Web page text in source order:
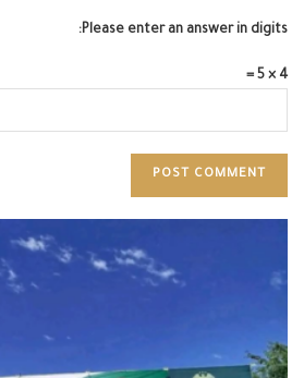
Please enter an answer in digits:
4 × 5 =